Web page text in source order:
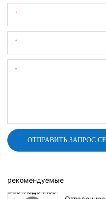
ОТПРАВИТЬ ЗАПРОС
рекомендуемые